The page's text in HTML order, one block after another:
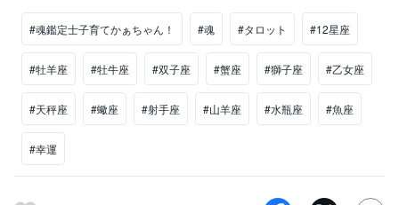
#魂鑑定士子育てかぁちゃん！ #魂 #タロット #12星座
#牡羊座 #牡牛座 #双子座 #蟹座 #獅子座 #乙女座
#天秤座 #蠍座 #射手座 #山羊座 #水瓶座 #魚座
#幸運